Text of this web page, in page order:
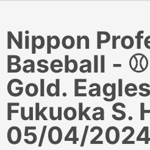
Nippon
Baseball -
Gold.
Fukuoka S.
05/04/2024